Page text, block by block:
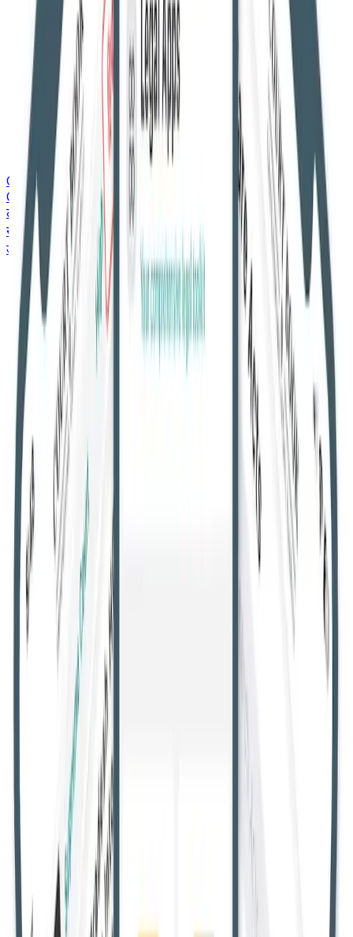
Courtbook English
Courtbook English
ताज़ा ख़बरें
सर्वोच्च न्यायालय
उच्च न्यायालय
सभी उच्च न्यायालय गुजरात उच्च न्यायालय
मणिपुर
उच्च न्यायालय
मद्रास उच्च न्यायालय
केरल उच्च
न्यायालय
कर्नाटक उच्च न्यायालय
जम्मू और कश्मीर
व लद्दाख उच्च न्यायालय
गुवाहाटी उच्च न्यायालय
कलकत्ता उच्च न्यायालय
इलाहाबाद उच्च न्यायालय
पंजाब और हरियाणा उच्च न्यायालय
तेलंगाना उच्च न्यायालय
उपभोक्ता मामले
एआईबीई एवं नियुक्ति
जजमेंट
लंबे अलगाव और मानसिक क्रूरता को मानते हुए
राजस्थान हाईकोर्ट ने तलाक की मंजूरी दी